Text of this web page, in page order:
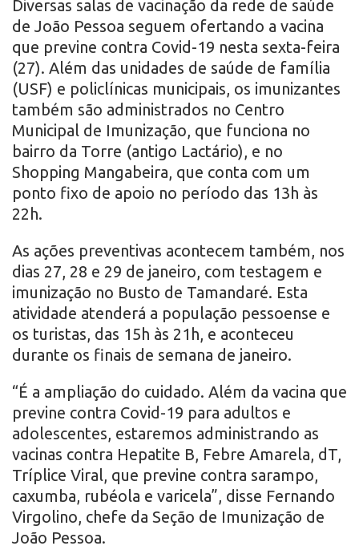
Diversas salas de vacinação da rede de saúde
de João Pessoa seguem ofertando a vacina
que previne contra Covid-19 nesta sexta-feira
(27). Além das unidades de saúde de família
(USF) e policlínicas municipais, os imunizantes
também são administrados no Centro
Municipal de Imunização, que funciona no
bairro da Torre (antigo Lactário), e no
Shopping Mangabeira, que conta com um
ponto fixo de apoio no período das 13h às
22h.
As ações preventivas acontecem também, nos
dias 27, 28 e 29 de janeiro, com testagem e
imunização no Busto de Tamandaré. Esta
atividade atenderá a população pessoense e
os turistas, das 15h às 21h, e aconteceu
durante os finais de semana de janeiro.
“É a ampliação do cuidado. Além da vacina que
previne contra Covid-19 para adultos e
adolescentes, estaremos administrando as
vacinas contra Hepatite B, Febre Amarela, dT,
Tríplice Viral, que previne contra sarampo,
caxumba, rubéola e varicela”, disse Fernando
Virgolino, chefe da Seção de Imunização de
João Pessoa.